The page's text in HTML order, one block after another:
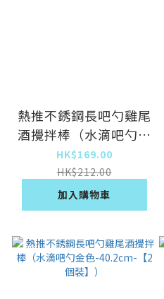
熱推不銹鋼長吧勺雞尾
酒攪拌棒（水滴吧勺銀
色-40.5cm-【2個
裝】）
HK$169.00
HK$212.00
加入購物車